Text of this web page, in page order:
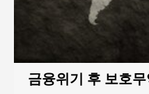
금융위기 후 보호